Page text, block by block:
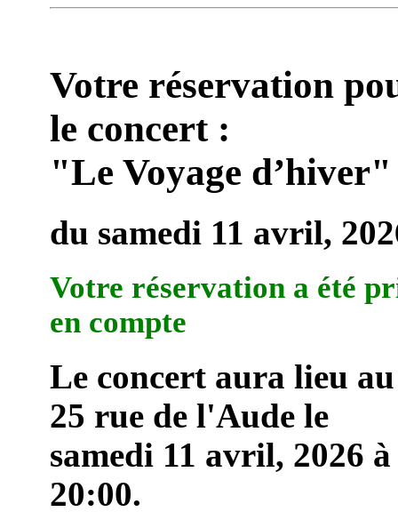
Votre réservation
le concert :
"Le Voyage d’hiver"
du samedi 11 avril,
Votre réservation a été
en compte
Le concert aura lieu au
25 rue de l'Aude le
samedi 11 avril, 2026 à
20:00.